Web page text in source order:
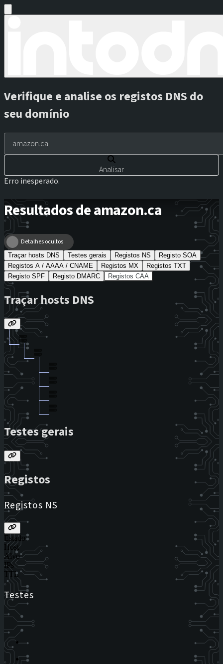
Verifique e analise os registos DNS do
seu domínio
Analisar
Erro inesperado.
Resultados de amazon.ca
Detalhes ocultos
Traçar hosts DNS Testes gerais Registos NS
Registo SOA
Registos A / AAAA / CNAME
Registos MX
Registos TXT
Registo SPF
Registo DMARC Registos CAA
Traçar hosts DNS
Testes gerais
Registos
Registos NS
Estado
Host
Alvo
IPs
TTL
Testes